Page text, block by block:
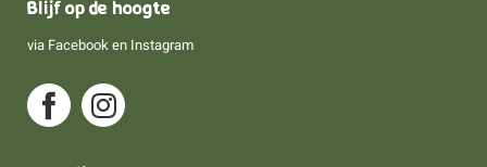
Blijf op de hoogte
via Facebook en Instagram